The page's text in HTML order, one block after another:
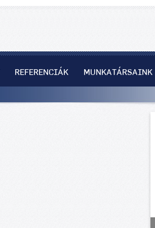
REFERENCIÁK MUNKATÁRSAINK